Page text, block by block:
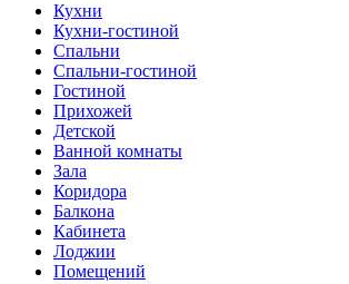
Кухни
Кухни-гостиной
Спальни
Спальни-гостиной
Гостиной
Прихожей
Детской
Ванной комнаты
Зала
Коридора
Балкона
Кабинета
Лоджии
Помещений